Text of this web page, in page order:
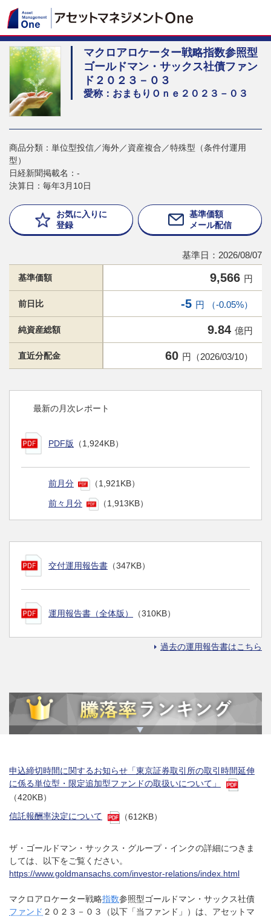
マクロアロケーター戦略指数参照型
ゴールドマン・サックス社債ファン
ド２０２３－０３
愛称：おまもりＯｎｅ２０２３－０３
商品分類：単位型投信／海外／資産複合／特殊型（条件付運用
型）
日経新聞掲載名：-
決算日：毎年3月10日
お気に入りに
登録
基準価額
メール配信
基準日：2026/08/07
基準価額 9,566 円
前日比 -5 円 （-0.05%）
純資産総額 9.84 億円
直近分配金 60 円（2026/03/10）
最新の月次レポート
PDF版 （1,924KB）
前月分 （1,921KB）
前々月分 （1,913KB）
交付運用報告書 （347KB）
運用報告書（全体版） （310KB）
過去の運用報告書はこちら
申込締切時間に関するお知らせ「東京証券取引所の取引時間延伸
に係る単位型・限定追加型ファンドの取扱いについて」
（420KB）
信託報酬率決定について
（612KB）
ザ・ゴールドマン・サックス・グループ・インクの詳細につきま
しては、以下をご覧ください。
https://www.goldmansachs.com/investor-relations/index.html
マクロアロケーター戦略指数参照型ゴールドマン・サックス社債
ファンド ２０２３－０３（以下「当ファンド」）は、アセットマ